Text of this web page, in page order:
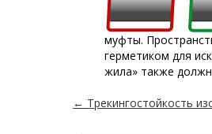
муфты.
герметиком для
жила» также
← Трекингостойкость